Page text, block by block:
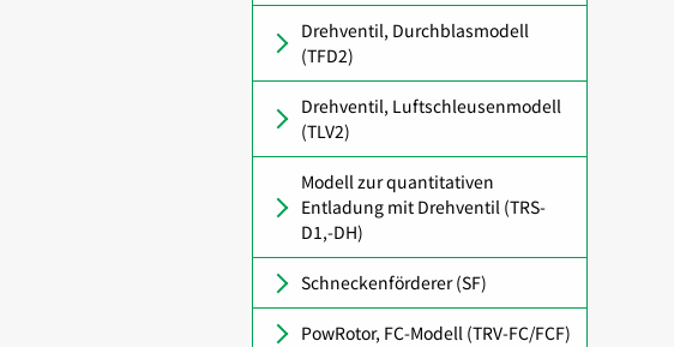
Drehventil, Durchblasmodell
(TFD2)
Drehventil, Luftschleusenmodell
(TLV2)
Modell zur quantitativen
Entladung mit Drehventil (TRS-
D1,-DH)
Schneckenförderer (SF)
PowRotor, FC-Modell (TRV-FC/FCF)